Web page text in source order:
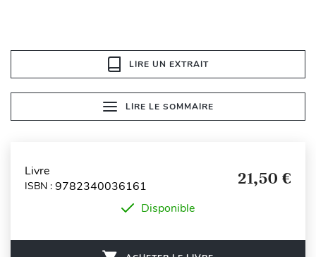
LIRE UN EXTRAIT
LIRE LE SOMMAIRE
Livre
ISBN : 9782340036161 21,50 €
Disponible